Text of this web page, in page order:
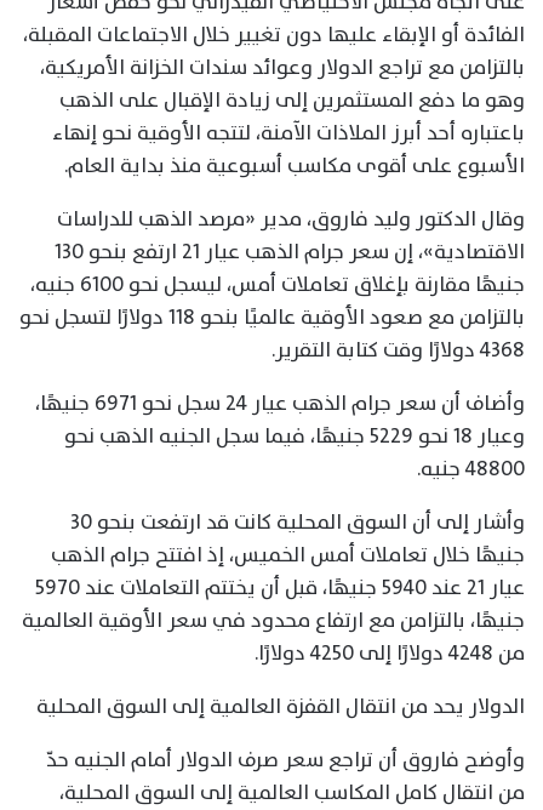
الفائدة أو الإبقاء عليها دون تغيير خلال الاجتماعات المقبلة،
بالتزامن مع تراجع الدولار وعوائد سندات الخزانة الأمريكية،
وهو ما دفع المستثمرين إلى زيادة الإقبال على الذهب
باعتباره أحد أبرز الملاذات الآمنة، لتتجه الأوقية نحو إنهاء
الأسبوع على أقوى مكاسب أسبوعية منذ بداية العام.
وقال الدكتور وليد فاروق، مدير «مرصد الذهب للدراسات
الاقتصادية»، إن سعر جرام الذهب عيار 21 ارتفع بنحو 130
جنيهًا مقارنة بإغلاق تعاملات أمس، ليسجل نحو 6100 جنيه،
بالتزامن مع صعود الأوقية عالميًا بنحو 118 دولارًا لتسجل نحو
4368 دولارًا وقت كتابة التقرير.
وأضاف أن سعر جرام الذهب عيار 24 سجل نحو 6971 جنيهًا،
وعيار 18 نحو 5229 جنيهًا، فيما سجل الجنيه الذهب نحو
48800 جنيه.
وأشار إلى أن السوق المحلية كانت قد ارتفعت بنحو 30
جنيهًا خلال تعاملات أمس الخميس، إذ افتتح جرام الذهب
عيار 21 عند 5940 جنيهًا، قبل أن يختتم التعاملات عند 5970
جنيهًا، بالتزامن مع ارتفاع محدود في سعر الأوقية العالمية
من 4248 دولارًا إلى 4250 دولارًا.
الدولار يحد من انتقال القفزة العالمية إلى السوق المحلية
وأوضح فاروق أن تراجع سعر صرف الدولار أمام الجنيه حدّ
من انتقال كامل المكاسب العالمية إلى السوق المحلية،